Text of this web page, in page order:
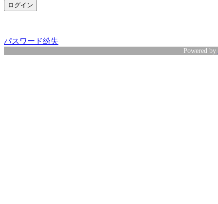
パスワード紛失
Powered by